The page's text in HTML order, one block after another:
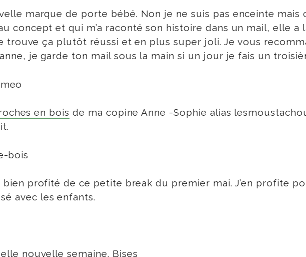
marque de porte bébé. Non je ne suis pas enceinte mais
concept et qui m’a raconté son histoire dans un mail, elle
trouve ça plutôt réussi et en plus super joli. Je vous
je garde ton mail sous la main si un jour je fais un
en bois de ma copine Anne -Sophie alias
bien profité de ce petite break du premier mai. J’en profite
avec les enfants.
nouvelle semaine. Bises